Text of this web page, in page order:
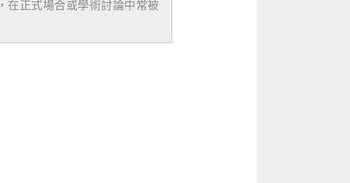
，在正式場合或學術討論中常被